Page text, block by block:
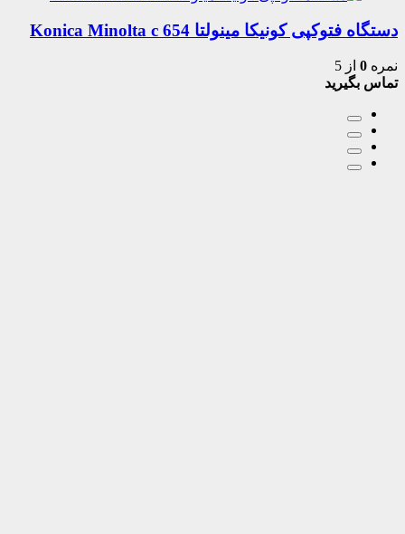
دستگاه فتوکپی کونیکا مینولتا Konica Minolta c 654
نمره 0 از 5
تماس بگیرید